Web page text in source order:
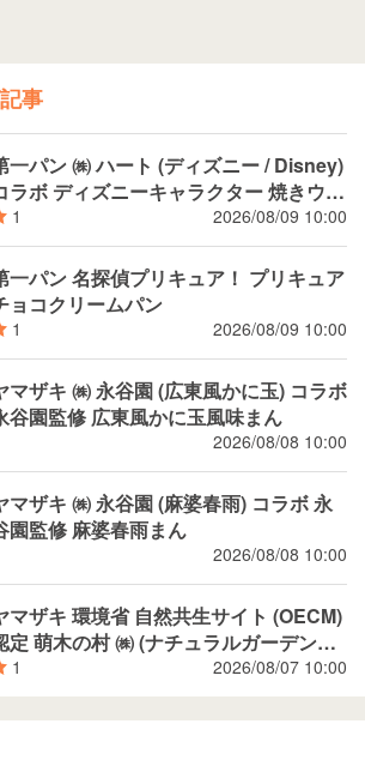
事
㈱ ハート (ディズニー / Disney)
ィズニーキャラクター 焼きウイ
ナーカレーパン
1 2026/08/09 10:00
名探偵プリキュア！ プリキュア
ョコクリームパン
1 2026/08/09 10:00
㈱ 永谷園 (広東風かに玉) コラボ
谷園監修 広東風かに玉風味まん
2026/08/08 10:00
㈱ 永谷園 (麻婆春雨) コラボ 永
園監修 麻婆春雨まん
2026/08/08 10:00
環境省 自然共生サイト (OECM)
(ナチュラルガーデンズ
ラボ ランチパック シャインマ
カットジャム と 白桃ジャム
1 2026/08/07 10:00